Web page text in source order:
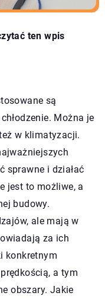
ten wpis
są
Można je
w klimatyzacji.
sprawne i działać
jest to możliwe, a
budowy.
ale mają w
za ich
konkretnym
a tym
obszary. Jakie